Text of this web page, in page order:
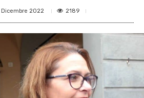
Dicembre 2022 2189